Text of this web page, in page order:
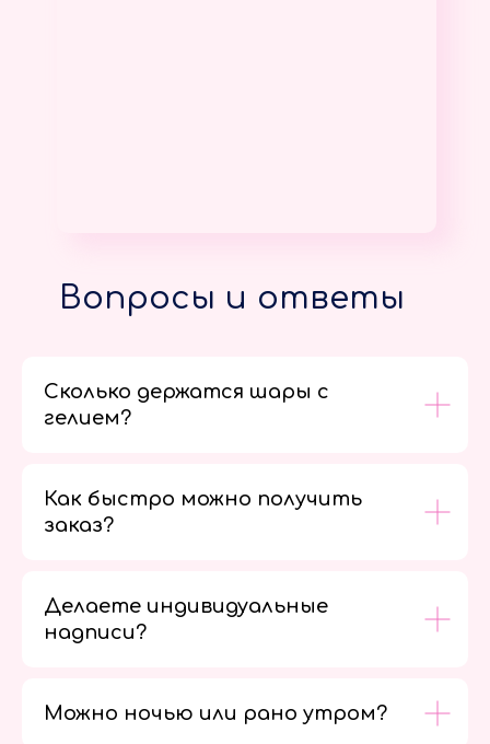
Вопросы и ответы
Сколько держатся шары с
гелием?
Как быстро можно получить
заказ?
Делаете индивидуальные
надписи?
Можно ночью или рано утром?